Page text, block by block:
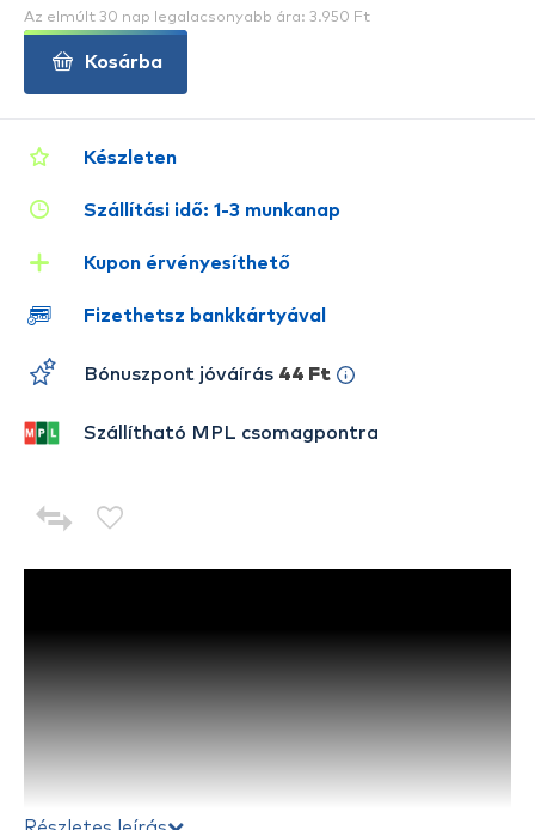
Készleten
Szállítási idő: 1-3 munkanap
Kupon érvényesíthető
Fizethetsz bankkártyával
Bónuszpont jóváírás 44 Ft
Szállítható MPL csomagpontra
Az elmúlt 30 nap legalacsonyabb ára: 3.950 Ft
Kosárba